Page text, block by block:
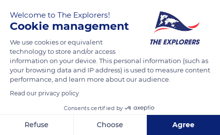
luckywintech has not posted any
content yet
Welcome to The Explorers!
Cookie management
We use cookies or equivalent
technology to store and/or access
information on your device. This personal information (such as
your browsing data and IP address) is used to measure content
performance, and learn more about our audience.
Read our privacy policy
Consents certified by
Refuse Choose Agree